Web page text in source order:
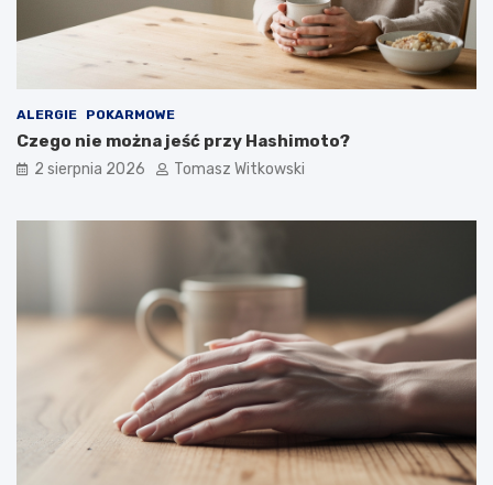
ALERGIE POKARMOWE
Czego nie można jeść przy Hashimoto?
2 sierpnia 2026 Tomasz Witkowski